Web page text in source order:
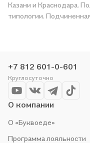
Казани и Краснодара.
типологии.
чтобы не упустить
+7 812 601-0-601
Круглосуточно
О компании
О «Буквоеде»
Программа лояльности